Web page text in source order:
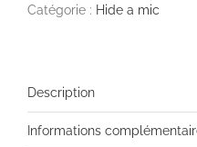
Tie
Catégorie : Hide a mic
Description
Informations